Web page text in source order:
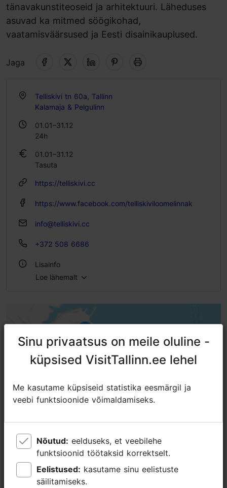
tänavakunstiteoseid ja arhitektuuri. Läheduses
asuvad ka mitmed söögikohad,
vaatamisväärsused ja Eesti disainikauplused.
Jaga
Telliskivi tn 60a, Tallinn
Kalamaja & Pelgulinn
01.01–31.12
24h
01.01–31.12
Tasuta
https://telliskivi.cc
https://www.facebook.com/telliskiviloomelinnak
info@telliskivi.cc
+372 508 6686
Lisainfo
Loe lähemalt
Sinu privaatsus on meile oluline -
küpsised VisitTallinn.ee lehel
Me kasutame küpsiseid statistika eesmärgil ja
veebi funktsioonide võimaldamiseks.
Nõutud:
funktsioonid töötaksid korrektselt.
Eelistused:
säilitamiseks.
Sinu privaatsus on meile oluline -
küpsised VisitTallinn.ee lehel
Me kasutame küpsiseid statistika eesmärgil ja
veebi funktsioonide võimaldamiseks.
Nõutud:
funktsioonid töötaksid korrektselt.
Eelistused:
säilitamiseks.